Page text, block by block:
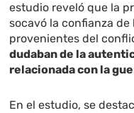
estudio reveló que la
socavó la confianza
provenientes del
dudaban de la
relacionada con la
En el estudio, se